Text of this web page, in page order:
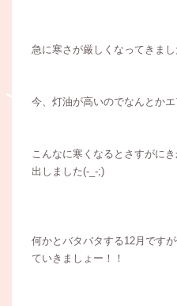
急に寒さが厳しくなってきまし
今、灯油が高いのでなんとか
こんなに寒くなるとさすがに
出しました(-_-;)
何かとバタバタする12月です
ていきましょー！！